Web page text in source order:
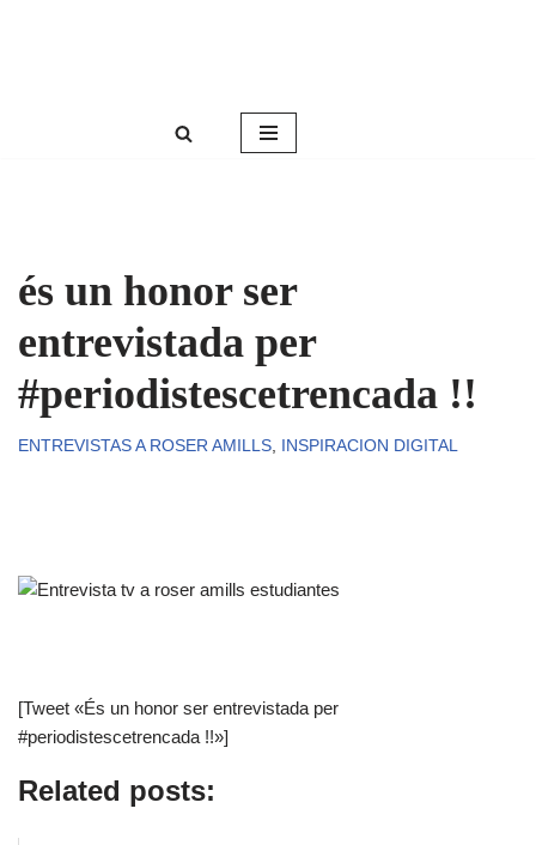
és un honor ser
entrevistada per
#periodistescetrencada !!
ENTREVISTAS A ROSER AMILLS, INSPIRACION DIGITAL
[Tweet «És un honor ser entrevistada per
#periodistescetrencada !!»]
Related posts: